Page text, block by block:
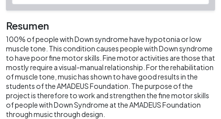
Resumen
100% of people with Down syndrome have hypotonia or low
muscle tone. This condition causes people with Down syndrome
to have poor fine motor skills. Fine motor activities are those that
mostly require a visual-manual relationship. For the rehabilitation
of muscle tone, music has shown to have good results in the
students of the AMADEUS Foundation. The purpose of the
project is therefore to work and strengthen the fine motor skills
of people with Down Syndrome at the AMADEUS Foundation
through music through design.